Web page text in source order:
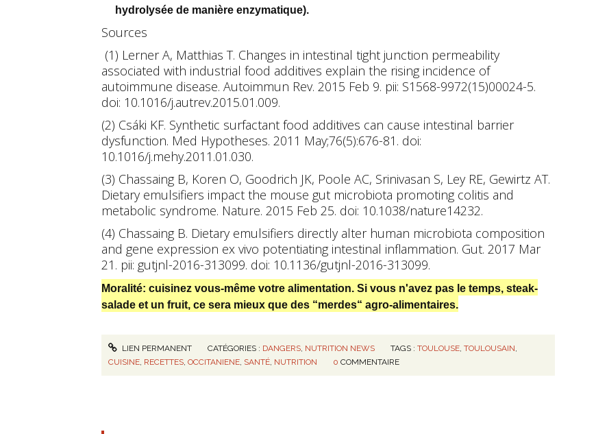
hydrolysée de manière enzymatique).
Sources
(1) Lerner A, Matthias T. Changes in intestinal tight junction permeability
associated with industrial food additives explain the rising incidence of
autoimmune disease. Autoimmun Rev. 2015 Feb 9. pii: S1568-9972(15)00024-5.
doi: 10.1016/j.autrev.2015.01.009.
(2) Csáki KF. Synthetic surfactant food additives can cause intestinal barrier
dysfunction. Med Hypotheses. 2011 May;76(5):676-81. doi:
10.1016/j.mehy.2011.01.030.
(3) Chassaing B, Koren O, Goodrich JK, Poole AC, Srinivasan S, Ley RE, Gewirtz AT.
Dietary emulsifiers impact the mouse gut microbiota promoting colitis and
metabolic syndrome. Nature. 2015 Feb 25. doi: 10.1038/nature14232.
(4) Chassaing B. Dietary emulsifiers directly alter human microbiota composition
and gene expression ex vivo potentiating intestinal inflammation. Gut. 2017 Mar
21. pii: gutjnl-2016-313099. doi: 10.1136/gutjnl-2016-313099.
Moralité: cuisinez vous-même votre alimentation. Si vous n'avez pas le temps, steak-
salade et un fruit, ce sera mieux que des “merdes“ agro-alimentaires.
LIEN PERMANENT CATÉGORIES : DANGERS, NUTRITION NEWS TAGS :TOULOUSE,TOULOUSAIN,
CUISINE, RECETTES, OCCITANIENE, SANTÉ, NUTRITION 0 COMMENTAIRE